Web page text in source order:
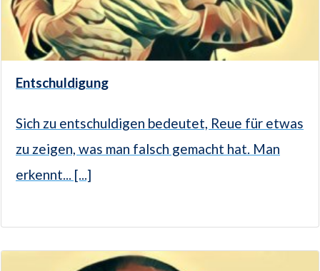
Entschuldigung
Sich zu entschuldigen bedeutet, Reue für etwas
zu zeigen, was man falsch gemacht hat. Man
erkennt... [...]